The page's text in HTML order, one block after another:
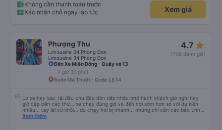
Không cần thanh toán trước
Xác nhận chỗ ngay lập tức
Xem giá
Phượng Thu
Limousine 24 Phòng Đơn
Limousine 34 Phòng Đơn
4.7 star_rate
(708 đánh giá)
Bến Xe Miền Đông - Quầy vé 13
7 giờ 30 phút
Buôn Ma Thuột - Quốc Lộ 14
Lơ xe hay bác tài đều chu đáo đón tiếp nhắc nhở hành khách giờ nghỉ hay
giờ cập bến các thứ... xe chạy đúng giờ và đến nơi sớm hơn so với dự kiến
nhiều... tay lái cừ khôi... dù chạy hơi bị nhanh... nhưng chỉ cần các bác tỉnh
táo sức khoẻ đầy đủ và tay lái cứng cáp là được. Tiện nghi rất sạch sẽ và
Xem thêm